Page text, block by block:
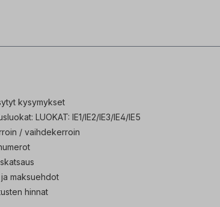
kysymykset
LUOKAT: IE1/IE2/IE3/IE4/IE5
/ vaihdekerroin
maksuehdot
hinnat